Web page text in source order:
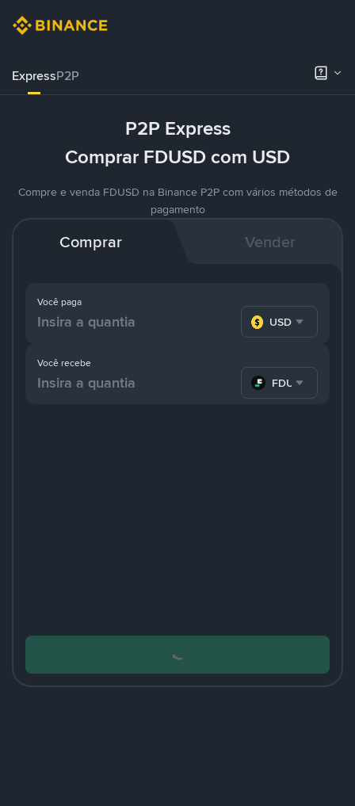
ExpressP2P
P2P Express
Comprar FDUSD com USD
Compre e venda FDUSD na Binance P2P com vários métodos de
pagamento
Comprar Vender
Você paga
USD
Você recebe
FDUSD